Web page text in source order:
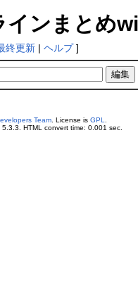
インまとめ
終更新| ヘルプ]
Team. License is GPL
HTML convert time: 0.001 sec.